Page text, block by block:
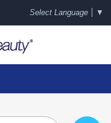
Select Language ▼